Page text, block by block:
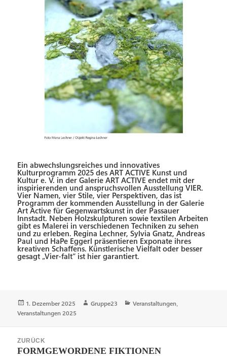
Ein abwechslungsreiches und innovatives
Kulturprogramm 2025 des ART ACTIVE Kunst und
Kultur e. V. in der Galerie ART ACTIVE endet mit der
inspirierenden und anspruchsvollen Ausstellung VIER.
Vier Namen, vier Stile, vier Perspektiven, das ist
Programm der kommenden Ausstellung in der Galerie
Art Active für Gegenwartskunst in der Passauer
Innstadt. Neben Holzskulpturen sowie textilen Arbeiten
gibt es Malerei in verschiedenen Techniken zu sehen
und zu erleben. Regina Lechner, Sylvia Gnatz, Andreas
Paul und HaPe Eggerl präsentieren Exponate ihres
kreativen Schaffens. Künstlerische Vielfalt oder besser
gesagt „Vier-falt“ ist hier garantiert.
Veröffentlicht
am
1. Dezember 2025 Autor
Gruppe23 Kategorien
Veranstaltungen,
Veranstaltungen 2025
ZURÜCK
Vorheriger
FORMGEWORDENE FIKTIONEN